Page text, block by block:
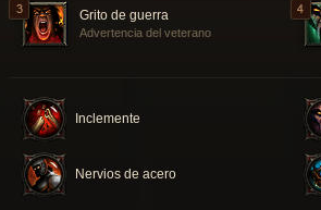
Grito de guerra
Advertencia del veterano
Inclemente
Nervios de acero